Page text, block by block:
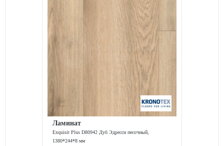
Ламинат
Exquisit Plus D80942 Дуб Эдресси песочный,
1380*244*8 мм